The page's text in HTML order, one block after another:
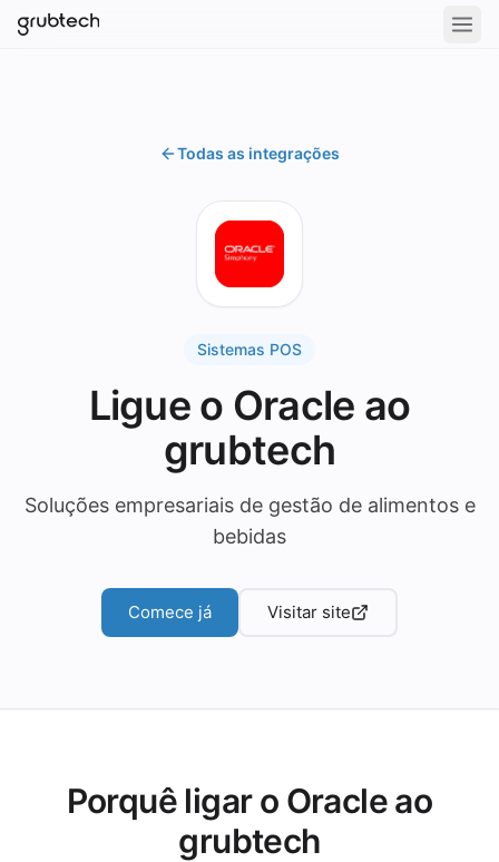
Todas as integrações
Sistemas POS
Ligue o Oracle ao
grubtech
Soluções empresariais de gestão de alimentos e
bebidas
Comece já Visitar site
Porquê ligar o Oracle ao
grubtech